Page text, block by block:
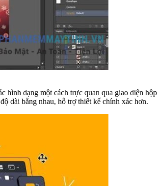
hình dạng một cách trực quan qua giao diện
dài bằng nhau, hỗ trợ thiết kế chính xác hơn.